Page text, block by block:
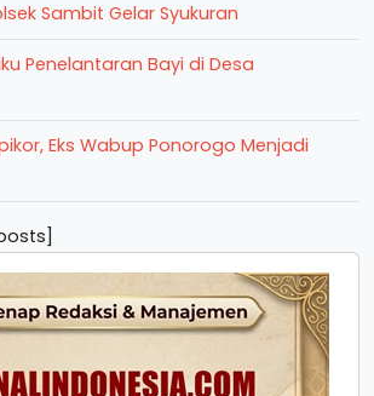
Sambit Gelar Syukuran
Penelantaran Bayi di Desa
Eks Wabup Ponorogo Menjadi